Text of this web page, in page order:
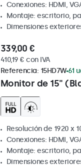
Conexiones: HDMI,
Montaje: escritorio,
Dimensiones
339,00 €
410,19 € con IVA
Monitor de 15"
Referencia: 15HD7W61
Resolución de 1920 x
Conexiones: HDMI,
Montaje: escritorio,
Dimensiones